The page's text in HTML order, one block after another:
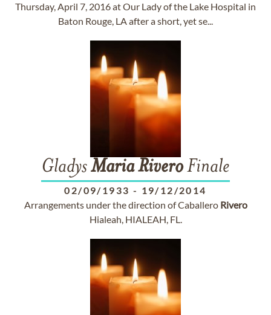
Thursday, April 7, 2016 at Our Lady of the Lake Hospital in
Baton Rouge, LA after a short, yet se...
GladysMariaRiveroFinale
02/09/1933 - 19/12/2014
Arrangements under the direction of Caballero Rivero
Hialeah, HIALEAH, FL.